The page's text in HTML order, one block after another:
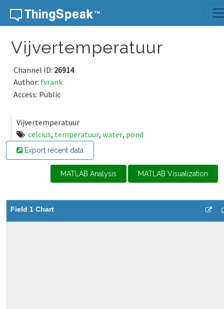
Skip to content
Vijvertemperatuur
Channel ID: 26914
Author: fvrank
Access: Public
Vijvertemperatuur
celcius, temperatuur, water, pond
Export recent data
MATLAB Analysis MATLAB Visualization
Field 1 Chart